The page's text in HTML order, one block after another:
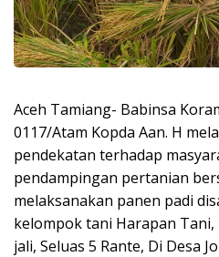
Aceh Tamiang- Babinsa
0117/Atam Kopda Aan. H
pendekatan terhadap
pendampingan pertanian
melaksanakan panen padi
kelompok tani Harapan
jali, Seluas 5 Rante, Di Desa